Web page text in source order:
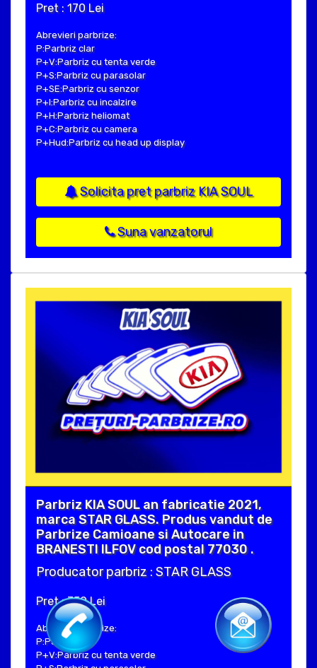
Pret : 170 Lei
Abrevieri parbrize:
P:Parbriz clar
P+V:Parbriz cu tenta verde
P+S:Parbriz cu parasolar
P+SE:Parbriz cu senzor
P+I:Parbriz cu incalzire
P+H:Parbriz heliomat
P+C:Parbriz cu camera
P+Hud:Parbriz cu head up display
Solicita pret parbriz KIA SOUL
Suna vanzatorul
Parbriz KIA SOUL an fabricatie 2021,
marca STAR GLASS. Produs vandut de
Parbrize Camioane si Autocare in
BRANESTI ILFOV cod postal 77030 .
Producator parbriz : STAR GLASS
Pret : 350 Lei
Abrevieri parbrize:
P:Parbriz clar
P+V:Parbriz cu tenta verde